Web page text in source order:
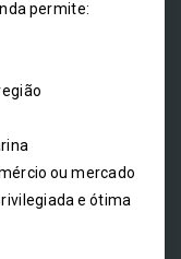
permite:
ou mercado
e ótima